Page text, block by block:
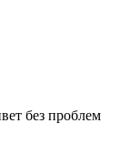
без проблем